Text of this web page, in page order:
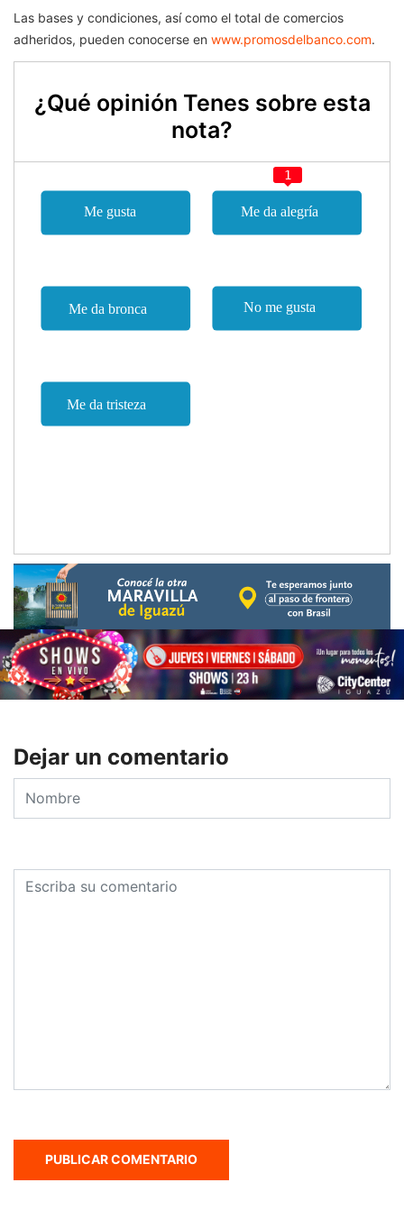
Las bases y condiciones, así como el total de comercios
adheridos, pueden conocerse en www.promosdelbanco.com.
¿Qué opinión Tenes sobre esta
nota?
1
Dejar un comentario